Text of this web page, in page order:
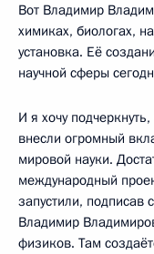
Вот Владимир
химиках, биологах,
установка. Её
научной сферы
И я хочу
внесли огромный
мировой науки.
международный
запустили,
Владимир
физиков. Там